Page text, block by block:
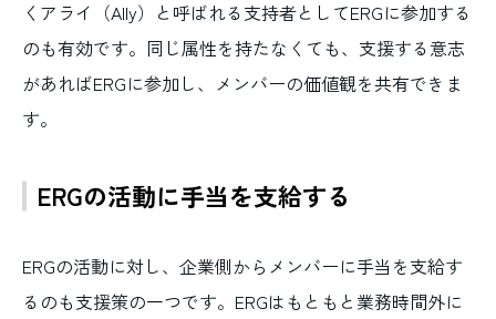
くアライ（Ally）と呼ばれる支持者としてERGに参加する
のも有効です。同じ属性を持たなくても、支援する意志
があればERGに参加し、メンバーの価値観を共有できま
す。
ERGの活動に手当を支給する
ERGの活動に対し、企業側からメンバーに手当を支給す
るのも支援策の一つです。ERGはもともと業務時間外に